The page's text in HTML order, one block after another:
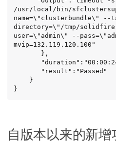
/usr/local/bin/
name=\"clusterbundle\" --
directory=\"/tmp/solidfire-
user=\"admin\" --
mvip=132.119.120.100"
}
自版本以来的新增